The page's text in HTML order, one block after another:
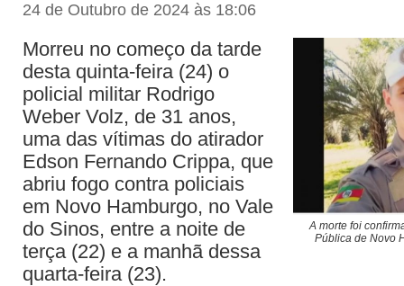
24 de Outubro de 2024 às 18:06
A morte foi
Pública de Novo
Morreu no começo da tarde
desta quinta-feira (24) o
policial militar Rodrigo
Weber Volz, de 31 anos,
uma das vítimas do atirador
Edson Fernando Crippa, que
abriu fogo contra policiais
em Novo Hamburgo, no Vale
do Sinos, entre a noite de
terça (22) e a manhã dessa
quarta-feira (23).